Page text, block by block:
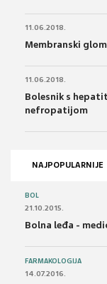
11.06.2018.
Membranski
11.06.2018.
Bolesnik s
nefropatijom
NAJPOPULARNIJE
BOL
21.10.2015.
Bolna leđa -
FARMAKOLOGIJA
14.07.2016.